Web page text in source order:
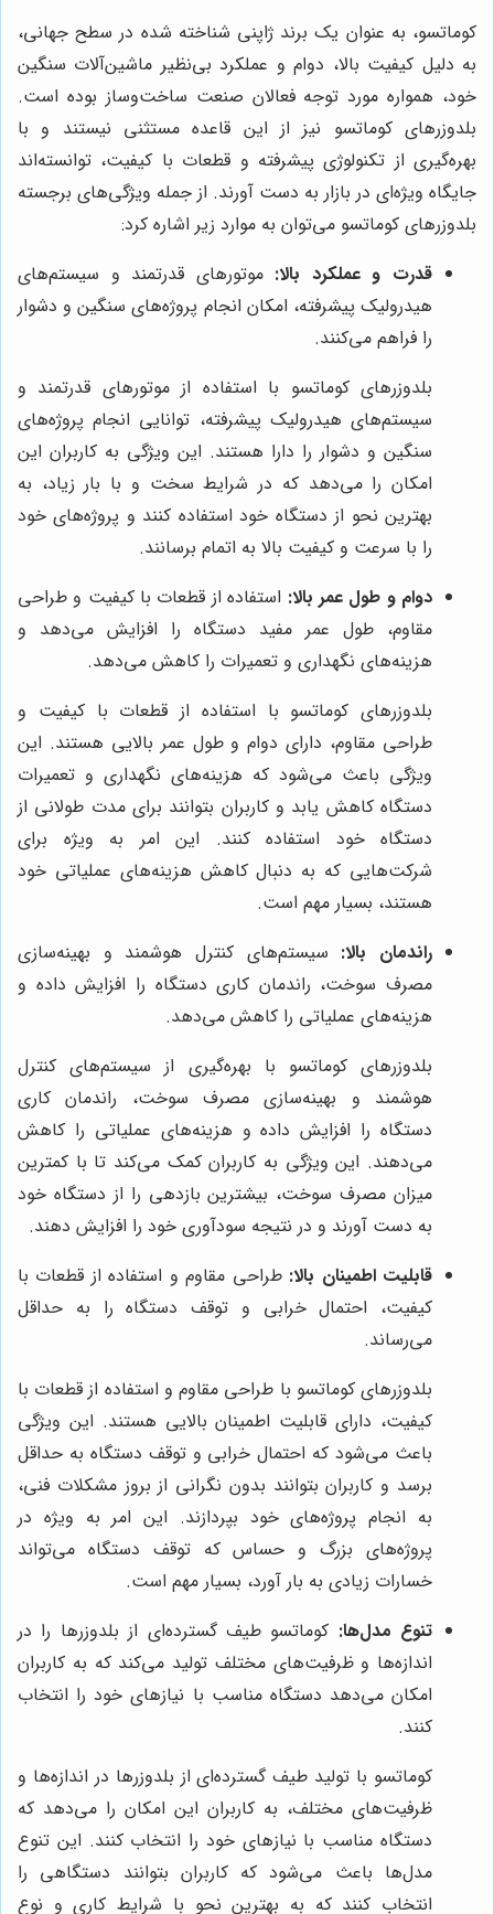
کوماتسو، به عنوان یک برند ژاپنی شناخته شده در سطح جهانی،
به دلیل کیفیت بالا، دوام و عملکرد بی‌نظیر ماشین‌آلات سنگین
خود، همواره مورد توجه فعالان صنعت ساخت‌وساز بوده است.
بلدوزرهای کوماتسو نیز از این قاعده مستثنی نیستند و با
بهره‌گیری از تکنولوژی پیشرفته و قطعات با کیفیت، توانسته‌اند
جایگاه ویژه‌ای در بازار به دست آورند. از جمله ویژگی‌های برجسته
بلدوزرهای کوماتسو می‌توان به موارد زیر اشاره کرد:
قدرت و عملکرد بالا: موتورهای قدرتمند و سیستم‌های
هیدرولیک پیشرفته، امکان انجام پروژه‌های سنگین و دشوار
را فراهم می‌کنند.
بلدوزرهای کوماتسو با استفاده از موتورهای قدرتمند و
سیستم‌های هیدرولیک پیشرفته، توانایی انجام پروژه‌های
سنگین و دشوار را دارا هستند. این ویژگی به کاربران این
امکان را می‌دهد که در شرایط سخت و با بار زیاد، به
بهترین نحو از دستگاه خود استفاده کنند و پروژه‌های خود
را با سرعت و کیفیت بالا به اتمام برسانند.
دوام و طول عمر بالا: استفاده از قطعات با کیفیت و طراحی
مقاوم، طول عمر مفید دستگاه را افزایش می‌دهد و
هزینه‌های نگهداری و تعمیرات را کاهش می‌دهد.
بلدوزرهای کوماتسو با استفاده از قطعات با کیفیت و
طراحی مقاوم، دارای دوام و طول عمر بالایی هستند. این
ویژگی باعث می‌شود که هزینه‌های نگهداری و تعمیرات
دستگاه کاهش یابد و کاربران بتوانند برای مدت طولانی از
دستگاه خود استفاده کنند. این امر به ویژه برای
شرکت‌هایی که به دنبال کاهش هزینه‌های عملیاتی خود
هستند، بسیار مهم است.
راندمان بالا: سیستم‌های کنترل هوشمند و بهینه‌سازی
مصرف سوخت، راندمان کاری دستگاه را افزایش داده و
هزینه‌های عملیاتی را کاهش می‌دهد.
بلدوزرهای کوماتسو با بهره‌گیری از سیستم‌های کنترل
هوشمند و بهینه‌سازی مصرف سوخت، راندمان کاری
دستگاه را افزایش داده و هزینه‌های عملیاتی را کاهش
می‌دهند. این ویژگی به کاربران کمک می‌کند تا با کمترین
میزان مصرف سوخت، بیشترین بازدهی را از دستگاه خود
به دست آورند و در نتیجه سودآوری خود را افزایش دهند.
قابلیت اطمینان بالا: طراحی مقاوم و استفاده از قطعات با
کیفیت، احتمال خرابی و توقف دستگاه را به حداقل
می‌رساند.
بلدوزرهای کوماتسو با طراحی مقاوم و استفاده از قطعات با
کیفیت، دارای قابلیت اطمینان بالایی هستند. این ویژگی
باعث می‌شود که احتمال خرابی و توقف دستگاه به حداقل
برسد و کاربران بتوانند بدون نگرانی از بروز مشکلات فنی،
به انجام پروژه‌های خود بپردازند. این امر به ویژه در
پروژه‌های بزرگ و حساس که توقف دستگاه می‌تواند
خسارات زیادی به بار آورد، بسیار مهم است.
تنوع مدل‌ها: کوماتسو طیف گسترده‌ای از بلدوزرها را در
اندازه‌ها و ظرفیت‌های مختلف تولید می‌کند که به کاربران
امکان می‌دهد دستگاه مناسب با نیازهای خود را انتخاب
کنند.
کوماتسو با تولید طیف گسترده‌ای از بلدوزرها در اندازه‌ها و
ظرفیت‌های مختلف، به کاربران این امکان را می‌دهد که
دستگاه مناسب با نیازهای خود را انتخاب کنند. این تنوع
مدل‌ها باعث می‌شود که کاربران بتوانند دستگاهی را
انتخاب کنند که به بهترین نحو با شرایط کاری و نوع